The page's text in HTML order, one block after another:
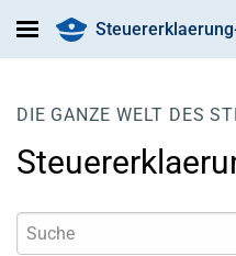
DIE GANZE WELT DES